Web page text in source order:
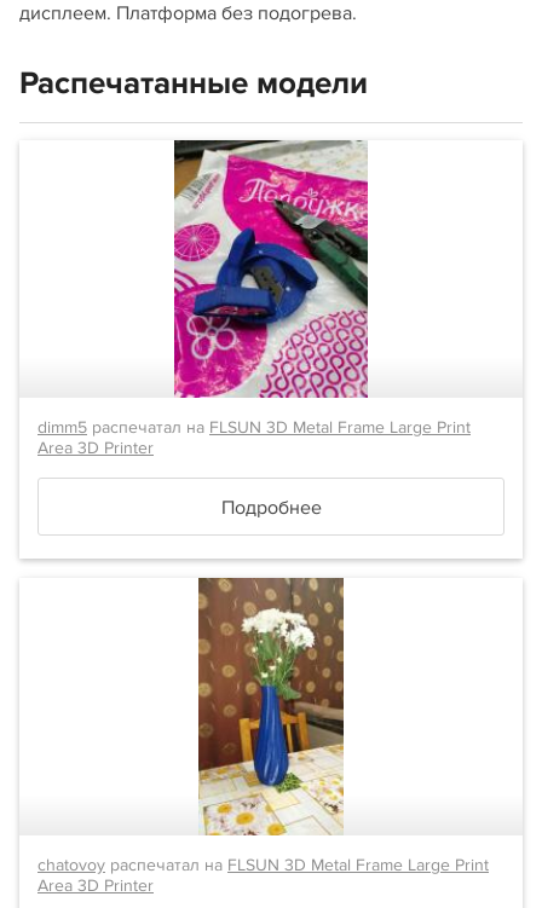
дисплеем. Платформа без подогрева.
Распечатанные модели
dimm5 распечатал на FLSUN 3D Metal Frame Large Print
Area 3D Printer
Подробнее
chatovoy распечатал на FLSUN 3D Metal Frame Large Print
Area 3D Printer